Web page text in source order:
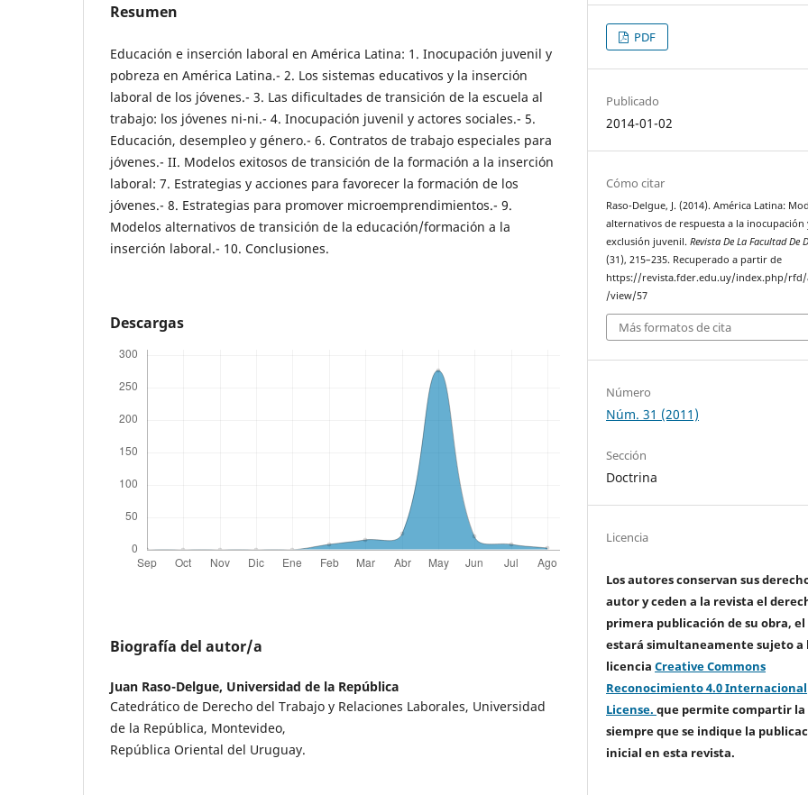
Resumen
Educación e inserción laboral en América Latina: 1. Inocupación juvenil y
pobreza en América Latina.- 2. Los sistemas educativos y la inserción
laboral de los jóvenes.- 3. Las dificultades de transición de la escuela al
trabajo: los jóvenes ni-ni.- 4. Inocupación juvenil y actores sociales.- 5.
Educación, desempleo y género.- 6. Contratos de trabajo especiales para
jóvenes.- II. Modelos exitosos de transición de la formación a la inserción
laboral: 7. Estrategias y acciones para favorecer la formación de los
jóvenes.- 8. Estrategias para promover microemprendimientos.- 9.
Modelos alternativos de transición de la educación/formación a la
inserción laboral.- 10. Conclusiones.
Descargas
Biografía del autor/a
Juan Raso-Delgue, Universidad de la República
Catedrático de Derecho del Trabajo y Relaciones Laborales, Universidad
de la República, Montevideo,
República Oriental del Uruguay.
PDF
Publicado
2014-01-02
Cómo citar
Raso-Delgue, J. (2014). América Latina:
alternativos de respuesta a la inocupación
exclusión juvenil.Revista De La Facultad De
(31), 215–235. Recuperado a partir de
https://revista.fder.edu.uy/index.php/
/view/57
Más formatos de cita
Número
Núm. 31 (2011)
Sección
Doctrina
Licencia
Los autores conservan sus
autor y ceden a la revista el
primera publicación de su obra, el
estará simultaneamente sujeto a
licenciaCreative Commons
Reconocimiento 4.0 Internacional
License.que permite compartir la
siempre que se indique la
inicial en esta revista.